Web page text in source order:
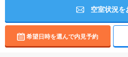
空室状況を
希望日時を選んで内見予約